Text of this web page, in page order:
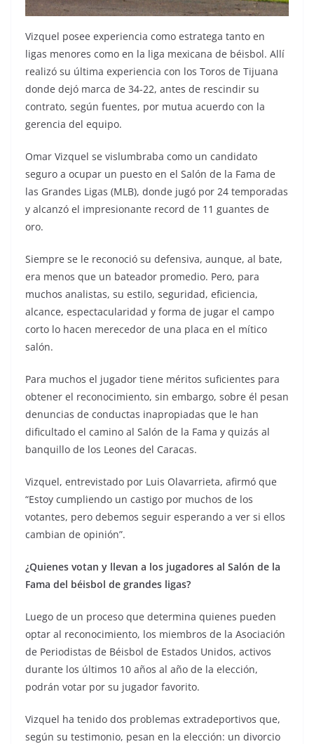
Vizquel posee experiencia como estratega tanto en
ligas menores como en la liga mexicana de béisbol. Allí
realizó su última experiencia con los Toros de Tijuana
donde dejó marca de 34-22, antes de rescindir su
contrato, según fuentes, por mutua acuerdo con la
gerencia del equipo.
Omar Vizquel se vislumbraba como un candidato
seguro a ocupar un puesto en el Salón de la Fama de
las Grandes Ligas (MLB), donde jugó por 24 temporadas
y alcanzó el impresionante record de 11 guantes de
oro.
Siempre se le reconoció su defensiva, aunque, al bate,
era menos que un bateador promedio. Pero, para
muchos analistas, su estilo, seguridad, eficiencia,
alcance, espectacularidad y forma de jugar el campo
corto lo hacen merecedor de una placa en el mítico
salón.
Para muchos el jugador tiene méritos suficientes para
obtener el reconocimiento, sin embargo, sobre él pesan
denuncias de conductas inapropiadas que le han
dificultado el camino al Salón de la Fama y quizás al
banquillo de los Leones del Caracas.
Vizquel, entrevistado por Luis Olavarrieta, afirmó que
“Estoy cumpliendo un castigo por muchos de los
votantes, pero debemos seguir esperando a ver si ellos
cambian de opinión”.
¿Quienes votan y llevan a los jugadores al Salón de la
Fama del béisbol de grandes ligas?
Luego de un proceso que determina quienes pueden
optar al reconocimiento, los miembros de la Asociación
de Periodistas de Béisbol de Estados Unidos, activos
durante los últimos 10 años al año de la elección,
podrán votar por su jugador favorito.
Vizquel ha tenido dos problemas extradeportivos que,
según su testimonio, pesan en la elección: un divorcio